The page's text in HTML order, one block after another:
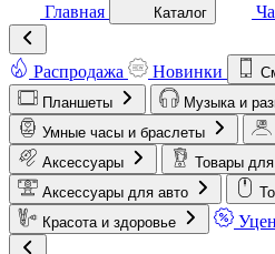
Главная Каталог
Распродажа Новинки
Планшеты
Музыка и
Умные часы и браслеты
Аксессуары
Товары
Аксессуары для авто
Красота и здоровье